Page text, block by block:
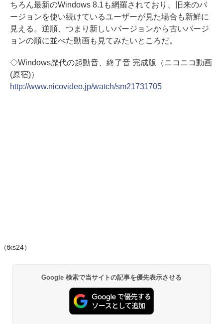
ちろん最新のWindows 8.1も網羅されており、旧来のバ
ージョンを使い続けているユーザーが見た場合も新鮮に
見える。逆順、つまり新しいバージョンから古いバージ
ョンの順に並べた動画も見てみたいところだ。
◇Windows歴代の起動音、終了音 完成版（ニコニコ動画
(原宿)）
http://www.nicovideo.jp/watch/sm21731705
（tks24）
Google 検索で当サイトの記事を優先表示させる